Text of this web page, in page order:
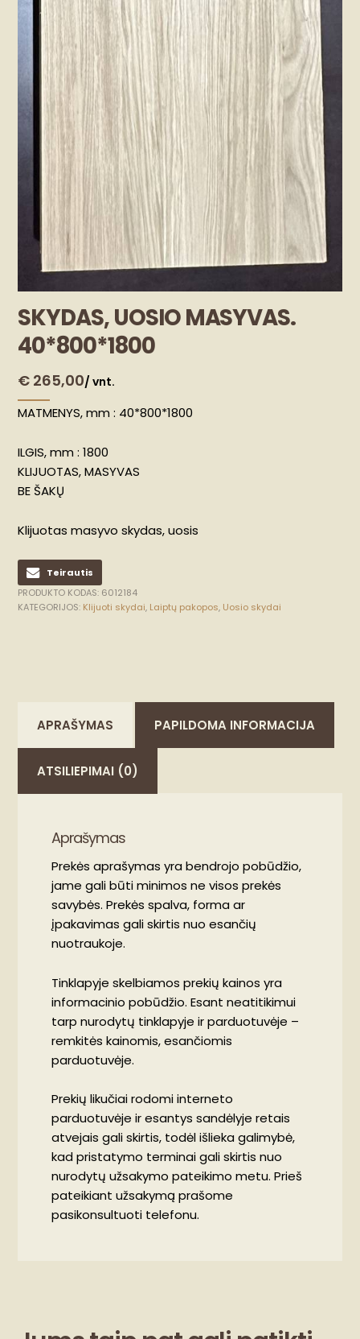
SKYDAS, UOSIO MASYVAS.
40*800*1800
€ 265,00/ vnt.
MATMENYS, mm : 40*800*1800
ILGIS, mm : 1800
KLIJUOTAS, MASYVAS
BE ŠAKŲ
Klijuotas masyvo skydas, uosis
Teirautis
PRODUKTO KODAS: 6012184
KATEGORIJOS: Klijuoti skydai, Laiptų pakopos, Uosio skydai
APRAŠYMAS PAPILDOMA INFORMACIJA
ATSILIEPIMAI (0)
Aprašymas
Prekės aprašymas yra bendrojo pobūdžio,
jame gali būti minimos ne visos prekės
savybės. Prekės spalva, forma ar
įpakavimas gali skirtis nuo esančių
nuotraukoje.
Tinklapyje skelbiamos prekių kainos yra
informacinio pobūdžio. Esant neatitikimui
tarp nurodytų tinklapyje ir parduotuvėje –
remkitės kainomis, esančiomis
parduotuvėje.
Prekių likučiai rodomi interneto
parduotuvėje ir esantys sandėlyje retais
atvejais gali skirtis, todėl išlieka galimybė,
kad pristatymo terminai gali skirtis nuo
nurodytų užsakymo pateikimo metu. Prieš
pateikiant užsakymą prašome
pasikonsultuoti telefonu.